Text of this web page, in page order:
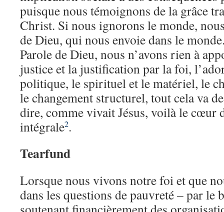
puisque nous témoignons de la grâce
Christ. Si nous ignorons le monde,
de Dieu, qui nous envoie dans le
Parole de Dieu, nous n’avons rien à
justice et la justification par la foi,
politique, le spirituel et le matériel, le
le changement structurel, tout cela va
dire, comme vivait Jésus, voilà le cœur
intégrale2.
Tearfund
Lorsque nous vivons notre foi et que
dans les questions de pauvreté – par le